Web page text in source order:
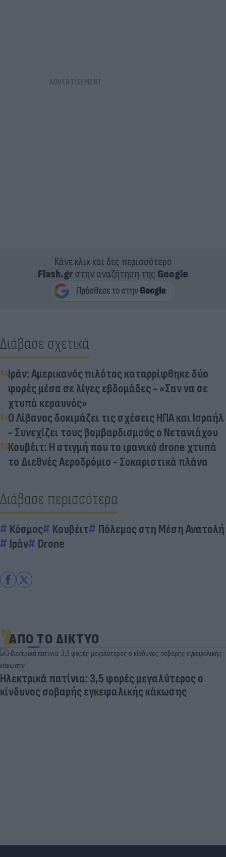
Κάνε κλικ και δες περισσότερο
Flash.grστην αναζήτηση της Google
Διάβασε σχετικά
Ιράν: Αμερικανός πιλότος καταρρίφθηκε δύο
φορές μέσα σε λίγες εβδομάδες - «Σαν να σε
χτυπά κεραυνός»
Ο Λίβανος δοκιμάζει τις σχέσεις ΗΠΑ και Ισραήλ
- Συνεχίζει τους βομβαρδισμούς ο Νετανιάχου
Κουβέιτ: Η στιγμή που το ιρανικό drone χτυπά
το Διεθνές Αεροδρόμιο - Σοκαριστικά πλάνα
Διάβασε περισσότερα
Κόσμος Κουβέιτ
Πόλεμος στη Μέση Ανατολή
Ιράν
Drone
ΑΠΟ ΤΟ ΔΙΚΤΥΟ
Ηλεκτρικά πατίνια: 3,5 φορές μεγαλύτερος ο
κίνδυνος σοβαρής εγκεφαλικής κάκωσης